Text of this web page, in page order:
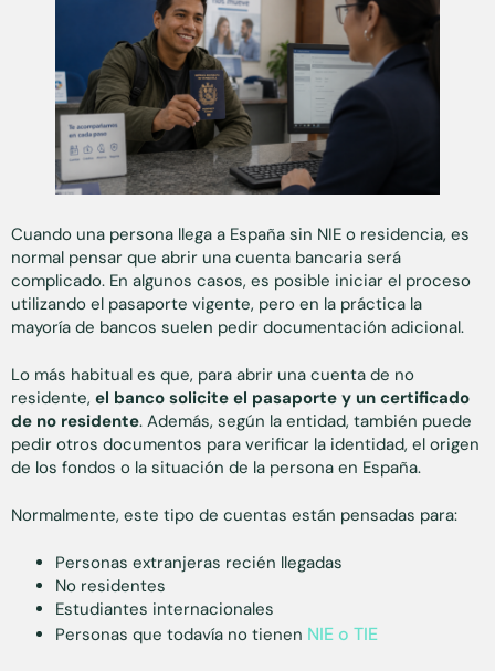
Cuando una persona llega a España sin NIE o residencia, es
normal pensar que abrir una cuenta bancaria será
complicado. En algunos casos, es posible iniciar el proceso
utilizando el pasaporte vigente, pero en la práctica la
mayoría de bancos suelen pedir documentación adicional.
Lo más habitual es que, para abrir una cuenta de no
residente, el banco solicite el pasaporte y un certificado
de no residente. Además, según la entidad, también puede
pedir otros documentos para verificar la identidad, el origen
de los fondos o la situación de la persona en España.
Normalmente, este tipo de cuentas están pensadas para:
Personas extranjeras recién llegadas
No residentes
Estudiantes internacionales
Personas que todavía no tienen NIE o TIE